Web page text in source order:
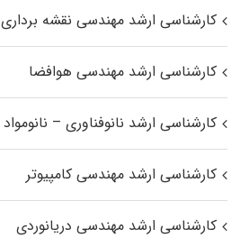
کارشناسی ارشد مهندسی نقشه برداری
کارشناسی ارشد مهندسی هوافضا
کارشناسی ارشد نانوفناوری – نانومواد
کارشناسی ارشد مهندسی کامپیوتر
کارشناسی ارشد مهندسی دریانوردی